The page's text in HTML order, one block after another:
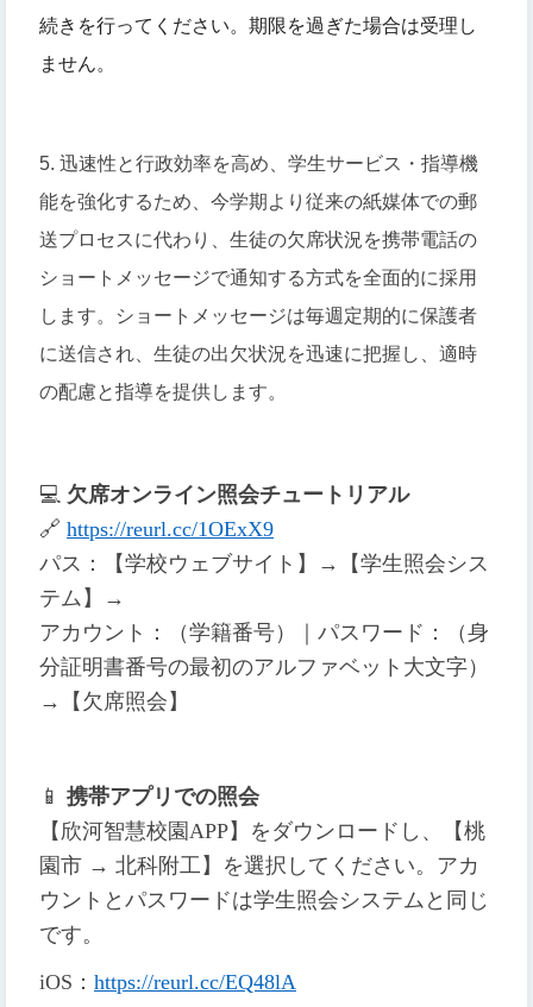
続きを行ってください。期限を過ぎた場合は受理し
ません。
5. 迅速性と行政効率を高め、学生サービス・指導機
能を強化するため、今学期より従来の紙媒体での郵
送プロセスに代わり、生徒の欠席状況を携帯電話の
ショートメッセージで通知する方式を全面的に採用
します。ショートメッセージは毎週定期的に保護者
に送信され、生徒の出欠状況を迅速に把握し、適時
の配慮と指導を提供します。
💻 欠席オンライン照会チュートリアル
🔗 https://reurl.cc/1OExX9
パス：【学校ウェブサイト】→【学生照会シス
テム】→
アカウント：（学籍番号）｜パスワード：（身
分証明書番号の最初のアルファベット大文字）
→【欠席照会】
📱 携帯アプリでの照会
【欣河智慧校園APP】をダウンロードし、【桃
園市 → 北科附工】を選択してください。アカ
ウントとパスワードは学生照会システムと同じ
です。
iOS ： https://reurl.cc/EQ48lA